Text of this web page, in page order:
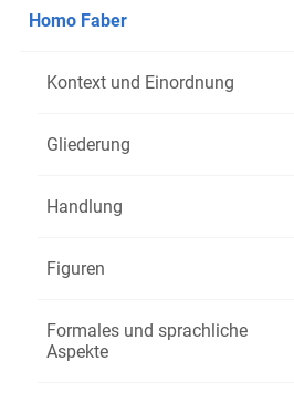
Homo Faber
Kontext und Einordnung
Gliederung
Handlung
Figuren
Formales und sprachliche
Aspekte